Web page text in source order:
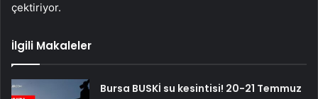
çektiriyor.
İlgili Makaleler
Bursa BUSKİ su kesintisi! 20-21 Temmuz